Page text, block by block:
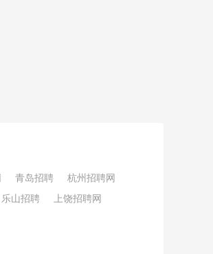
青岛招聘
杭州招聘网
乐山招聘 上饶招聘网